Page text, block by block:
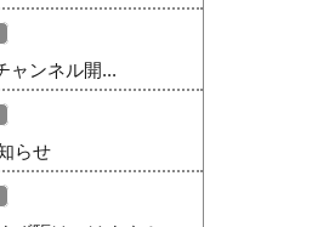
ャンネル開...
らせ